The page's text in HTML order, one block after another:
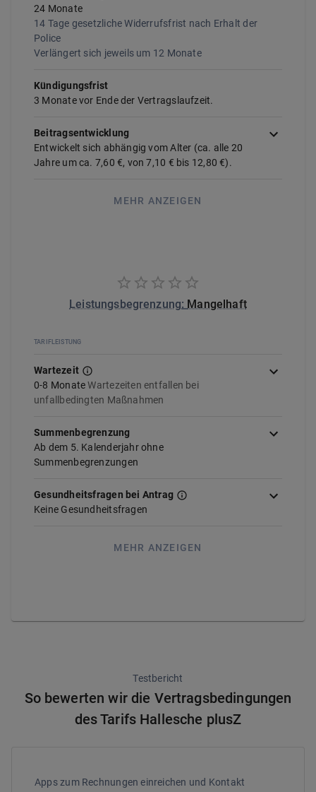
24 Monate
14 Tage gesetzliche Widerrufsfrist nach Erhalt der
Police
Verlängert sich jeweils um 12 Monate
Kündigungsfrist
3 Monate vor Ende der Vertragslaufzeit.
Beitragsentwicklung
Entwickelt sich abhängig vom Alter (ca. alle 20
Jahre um ca. 7,60 €, von 7,10 € bis 12,80 €).
MEHR ANZEIGEN
Leistungsbegrenzung: Mangelhaft
TARIFLEISTUNG
Wartezeit
0-8 Monate Wartezeiten entfallen bei
unfallbedingten Maßnahmen
Summenbegrenzung
Ab dem 5. Kalenderjahr ohne
Summenbegrenzungen
Gesundheitsfragen bei Antrag
Keine Gesundheitsfragen
MEHR ANZEIGEN
Testbericht
So bewerten wir die Vertragsbedingungen
des Tarifs Hallesche plusZ
Apps zum Rechnungen einreichen und Kontakt